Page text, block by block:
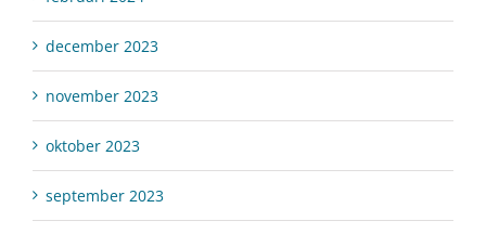
december 2023
november 2023
oktober 2023
september 2023